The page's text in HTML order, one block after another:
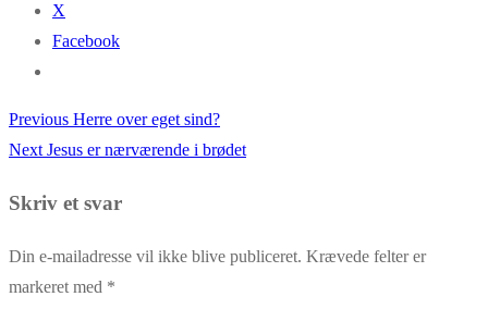
X
Facebook
Indlægsnavigation
Previous Previous
post:
Herre over eget sind?
Next Next
Jesus er nærværende i brødet
Skriv et svar
Din e-mailadresse vil ikke blive publiceret. Krævede felter er
markeret med *